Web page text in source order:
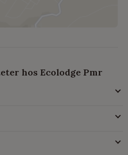
hos Ecolodge Pmr